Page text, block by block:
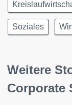
Soziales
Weitere
Corporate